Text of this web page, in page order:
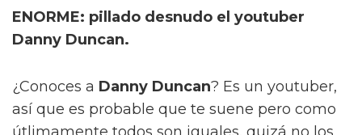
ENORME: pillado desnudo el youtuber
Danny Duncan.
¿Conoces a Danny Duncan? Es un youtuber,
así que es probable que te suene pero como